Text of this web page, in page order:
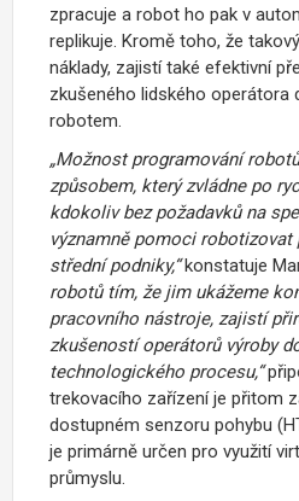
zpracuje a robot ho pak v
replikuje. Kromě toho, že
náklady, zajistí také efektivní
zkušeného lidského operátora
robotem.
„Možnost programování
způsobem, který zvládne po
kdokoliv bez požadavků na
významně pomoci robotizovat
střední podniky,“konstatuje
robotů tím, že jim ukážeme
pracovního nástroje, zajistí
zkušeností operátorů výroby
technologického procesu,“
trekovacího zařízení je přitom
dostupném senzoru pohybu
je primárně určen pro využití
průmyslu.